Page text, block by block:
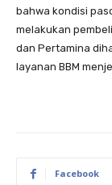
bahwa kondisi
melakukan
dan Pertamina
layanan BBM
Facebook